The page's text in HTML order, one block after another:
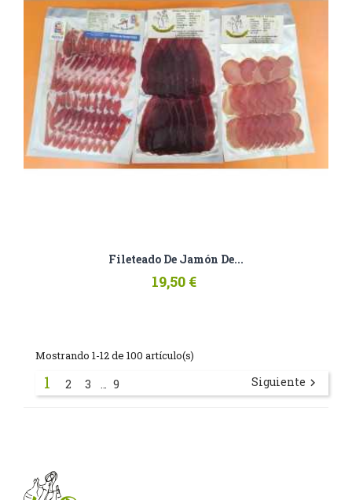
Fileteado De Jamón De...
19,50 €
Mostrando 1-12 de 100 artículo(s)
1 2 3 … 9 Siguiente 